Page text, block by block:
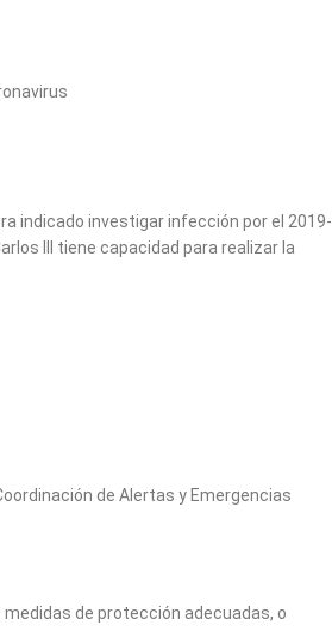
indicado investigar infección por el 2019-
III tiene capacidad para realizar la
de Alertas y Emergencias
de protección adecuadas, o